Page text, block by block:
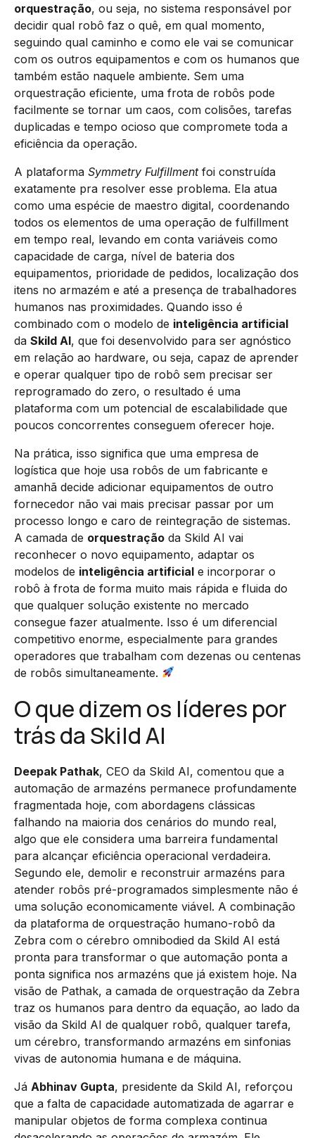
orquestração, ou seja, no sistema responsável por
decidir qual robô faz o quê, em qual momento,
seguindo qual caminho e como ele vai se comunicar
com os outros equipamentos e com os humanos que
também estão naquele ambiente. Sem uma
orquestração eficiente, uma frota de robôs pode
facilmente se tornar um caos, com colisões, tarefas
duplicadas e tempo ocioso que compromete toda a
eficiência da operação.
A plataforma Symmetry Fulfillmentfoi construída
exatamente pra resolver esse problema. Ela atua
como uma espécie de maestro digital, coordenando
todos os elementos de uma operação de fulfillment
em tempo real, levando em conta variáveis como
capacidade de carga, nível de bateria dos
equipamentos, prioridade de pedidos, localização dos
itens no armazém e até a presença de trabalhadores
humanos nas proximidades. Quando isso é
combinado com o modelo de inteligência artificial
da Skild AI, que foi desenvolvido para ser agnóstico
em relação ao hardware, ou seja, capaz de aprender
e operar qualquer tipo de robô sem precisar ser
reprogramado do zero, o resultado é uma
plataforma com um potencial de escalabilidade que
poucos concorrentes conseguem oferecer hoje.
Na prática, isso significa que uma empresa de
logística que hoje usa robôs de um fabricante e
amanhã decide adicionar equipamentos de outro
fornecedor não vai mais precisar passar por um
processo longo e caro de reintegração de sistemas.
A camada de orquestração da Skild AI vai
reconhecer o novo equipamento, adaptar os
modelos de inteligência artificial e incorporar o
robô à frota de forma muito mais rápida e fluida do
que qualquer solução existente no mercado
consegue fazer atualmente. Isso é um diferencial
competitivo enorme, especialmente para grandes
operadores que trabalham com dezenas ou centenas
de robôs simultaneamente.
O que dizem os líderes por
trás da Skild AI
Deepak Pathak, CEO da Skild AI, comentou que a
automação de armazéns permanece profundamente
fragmentada hoje, com abordagens clássicas
falhando na maioria dos cenários do mundo real,
algo que ele considera uma barreira fundamental
para alcançar eficiência operacional verdadeira.
Segundo ele, demolir e reconstruir armazéns para
atender robôs pré-programados simplesmente não é
uma solução economicamente viável. A combinação
da plataforma de orquestração humano-robô da
Zebra com o cérebro omnibodied da Skild AI está
pronta para transformar o que automação ponta a
ponta significa nos armazéns que já existem hoje. Na
visão de Pathak, a camada de orquestração da Zebra
traz os humanos para dentro da equação, ao lado da
visão da Skild AI de qualquer robô, qualquer tarefa,
um cérebro, transformando armazéns em sinfonias
vivas de autonomia humana e de máquina.
Já Abhinav Gupta, presidente da Skild AI, reforçou
que a falta de capacidade automatizada de agarrar e
manipular objetos de forma complexa continua